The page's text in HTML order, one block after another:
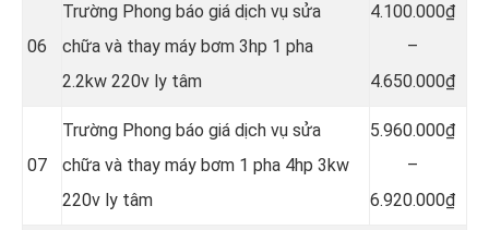
06
Trường Phong báo giá dịch vụ sửa
chữa và thay máy bơm 3hp 1 pha
2.2kw 220v ly tâm
4.100.000₫
–
4.650.000₫
07
Trường Phong báo giá dịch vụ sửa
chữa và thay máy bơm 1 pha 4hp 3kw
220v ly tâm
5.960.000₫
–
6.920.000₫